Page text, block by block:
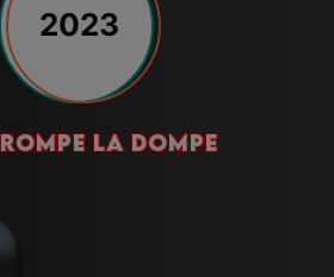
2023
rompe la dompe